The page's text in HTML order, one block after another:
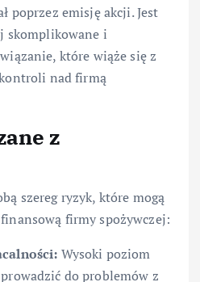
poprzez emisję akcji. Jest
skomplikowane i
które wiąże się z
nad firmą
z
szereg ryzyk, które mogą
firmy spożywczej:
Wysoki poziom
do problemów z